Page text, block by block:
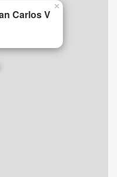
Carlos V
×